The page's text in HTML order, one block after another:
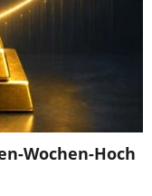
Wochen-Hoch